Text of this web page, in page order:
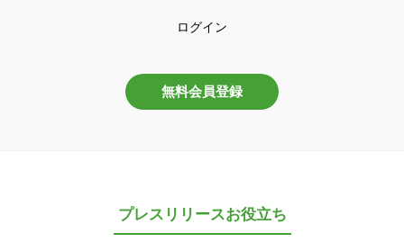
ログイン
無料会員登録
プレスリリースお役立ち